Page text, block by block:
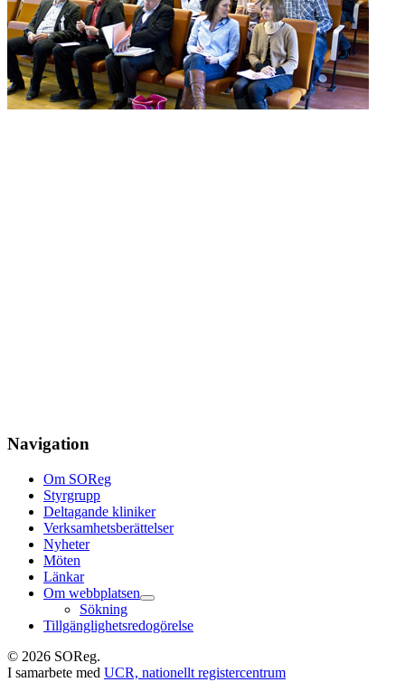
Navigation
Om SOReg
Styrgrupp
Deltagande kliniker
Verksamhetsberättelser
Nyheter
Möten
Länkar
Om webbplatsen
Sökning
Tillgänglighetsredogörelse
© 2026 SOReg.
I samarbete med UCR, nationellt registercentrum